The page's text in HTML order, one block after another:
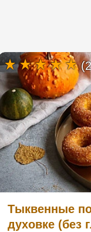
Тыквенные
духовке (без